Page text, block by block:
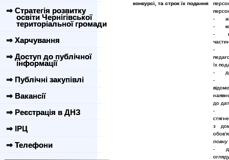
⇒ Стратегія розвитку
освіти Чернігівської
територіальної громади
⇒ Харчування
⇒ Доступ до публічної
інформації
⇒ Публічні закупівлі
⇒ Вакансії
⇒ Реєстрація в ДНЗ
⇒ ІРЦ
⇒ Телефони
конкурсі, та строк їх подання
-
-
-
-
їх
-
до
-
з
повну
-